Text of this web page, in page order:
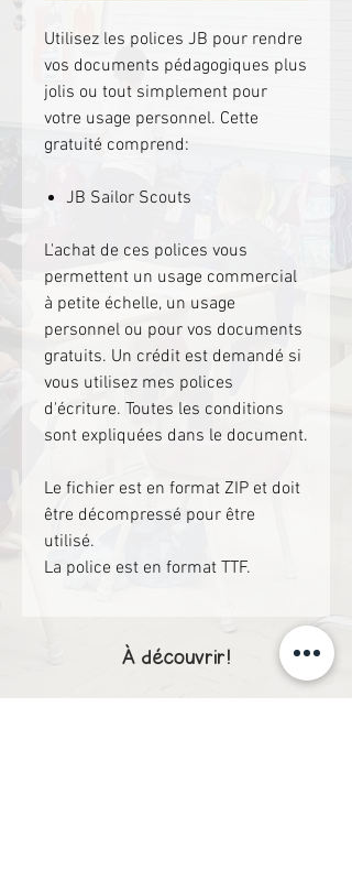
Utilisez les polices JB pour rendre
vos documents pédagogiques plus
jolis ou tout simplement pour
votre usage personnel. Cette
gratuité comprend:
JB Sailor Scouts
L'achat de ces polices vous
permettent un usage commercial
à petite échelle, un usage
personnel ou pour vos documents
gratuits. Un crédit est demandé si
vous utilisez mes polices
d'écriture. Toutes les conditions
sont expliquées dans le document.
Le fichier est en format ZIP et doit
être décompressé pour être
utilisé.
La police est en format TTF.
À découvrir!